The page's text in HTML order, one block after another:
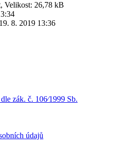
Velikost: 26,78 kB
19. 8. 2019 13:36
zák. č. 106⁄1999 Sb.
údajů